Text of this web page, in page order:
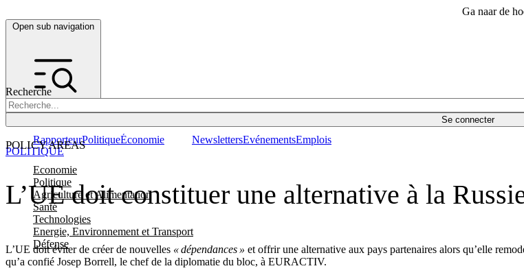
Ga naar de
Open sub navigation
Recherche
Se connecter
POLICY AREAS
Economie
Politique
Agriculture et Alimentation
Santé
Technologies
Energie, Environnement et Transport
Défense
RapporteurPolitiqueÉconomie NewslettersEvénementsEmplois
L’UE doit constituer une alternative à la
L’UE doit éviter de créer de nouvelles « dépendances » et offrir une alternative aux pays partenaires alors qu’elle
qu’a confié Josep Borrell, le chef de la diplomatie du bloc, à EURACTIV.
POLITIQUE